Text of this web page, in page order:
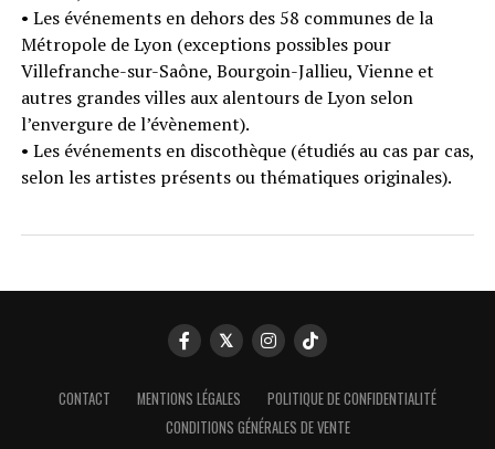
• Les événements en dehors des 58 communes de la
Métropole de Lyon (exceptions possibles pour
Villefranche-sur-Saône, Bourgoin-Jallieu, Vienne et
autres grandes villes aux alentours de Lyon selon
l’envergure de l’évènement).
• Les événements en discothèque (étudiés au cas par cas,
selon les artistes présents ou thématiques originales).
CONTACT MENTIONS LÉGALES
POLITIQUE DE CONFIDENTIALITÉ
CONDITIONS GÉNÉRALES DE VENTE